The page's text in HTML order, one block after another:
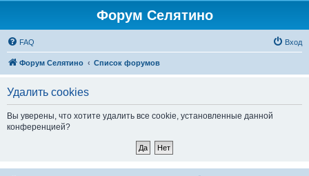
Форум Селятино
FAQ Вход
Форум Селятино Список форумов
Удалить cookies
Вы уверены, что хотите удалить все cookie, установленные данной
конференцией?